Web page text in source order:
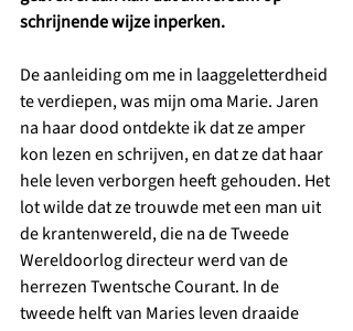
schrijnende wijze inperken.
De aanleiding om me in laaggeletterdheid
te verdiepen, was mijn oma Marie. Jaren
na haar dood ontdekte ik dat ze amper
kon lezen en schrijven, en dat ze dat haar
hele leven verborgen heeft gehouden. Het
lot wilde dat ze trouwde met een man uit
de krantenwereld, die na de Tweede
Wereldoorlog directeur werd van de
herrezen Twentsche Courant. In de
tweede helft van Maries leven draaide